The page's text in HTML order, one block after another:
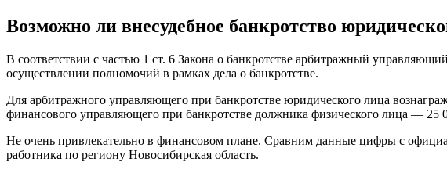
Возможно ли внесудебное банкротство
В соответствии с частью 1 ст. 6 Закона о банкротстве арбитражный
осуществлении полномочий в рамках дела о банкротстве.
Для арбитражного управляющего при банкротстве юридического лица
финансового управляющего при банкротстве должника физического лица — 25
Не очень привлекательно в финансовом плане. Сравним данные цифры с
работника по региону Новосибирская область.